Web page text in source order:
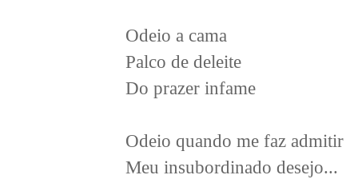
Odeio a cama
Palco de deleite
Do prazer infame
Odeio quando me faz admitir
Meu insubordinado desejo...